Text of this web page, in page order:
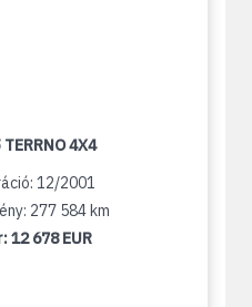
4X4
12/2001
277 584 km
12 678 EUR